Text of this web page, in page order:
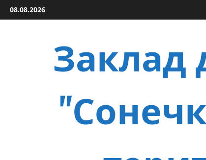
Skip
to
08.08.2026
Заклад